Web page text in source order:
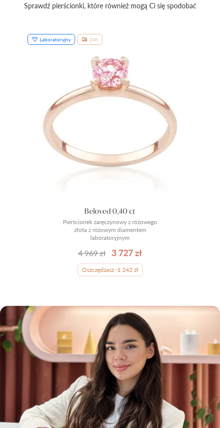
Sprawdź pierścionki, które również mogą Ci się spodobać
Laboratoryjny 24h
Pierścionek zaręczynowy z różowego
złota z różowym diamentem
laboratoryjnym
Beloved 0,40 ct
4 969 zł 3 727 zł
Oszczędzasz -1 242 zł